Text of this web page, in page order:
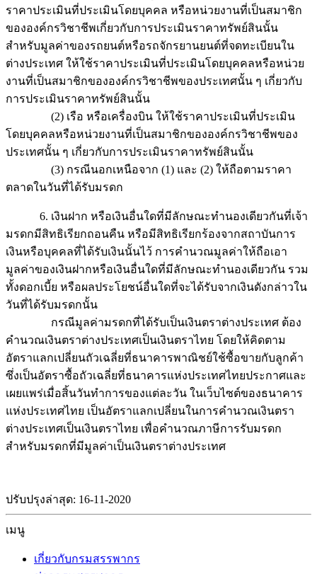
ราคาประเมินที่ประเมินโดยบุคคล หรือหน่วยงานที่เป็นสมาชิก
ขององค์กรวิชาชีพเกี่ยวกับการประเมินราคาทรัพย์สินนั้น
สำหรับมูลค่าของรถยนต์หรือรถจักรยานยนต์ที่จดทะเบียนใน
ต่างประเทศ ให้ใช้ราคาประเมินที่ประเมินโดยบุคคลหรือหน่วย
งานที่เป็นสมาชิกขององค์กรวิชาชีพของประเทศนั้น ๆ เกี่ยวกับ
การประเมินราคาทรัพย์สินนั้น
(2) เรือ หรือเครื่องบิน ให้ใช้ราคาประเมินที่ประเมิน
โดยบุคคลหรือหน่วยงานที่เป็นสมาชิกขององค์กรวิชาชีพของ
ประเทศนั้น ๆ เกี่ยวกับการประเมินราคาทรัพย์สินนั้น
(3) กรณีนอกเหนือจาก (1) และ (2) ให้ถือตามราคา
ตลาดในวันที่ได้รับมรดก
6. เงินฝาก หรือเงินอื่นใดที่มีลักษณะทำนองเดียวกันที่เจ้า
มรดกมีสิทธิเรียกถอนคืน หรือมีสิทธิเรียกร้องจากสถาบันการ
เงินหรือบุคคลที่ได้รับเงินนั้นไว้ การคำนวณมูลค่าให้ถือเอา
มูลค่าของเงินฝากหรือเงินอื่นใดที่มีลักษณะทำนองเดียวกัน รวม
ทั้งดอกเบี้ย หรือผลประโยชน์อื่นใดที่จะได้รับจากเงินดังกล่าวใน
วันที่ได้รับมรดกนั้น
กรณีมูลค่ามรดกที่ได้รับเป็นเงินตราต่างประเทศ ต้อง
คำนวณเงินตราต่างประเทศเป็นเงินตราไทย โดยให้คิดตาม
อัตราแลกเปลี่ยนถัวเฉลี่ยที่ธนาคารพาณิชย์ใช้ซื้อขายกับลูกค้า
ซึ่งเป็นอัตราซื้อถัวเฉลี่ยที่ธนาคารแห่งประเทศไทยประกาศและ
เผยแพร่เมื่อสิ้นวันทำการของแต่ละวัน ในเว็บไซต์ของธนาคาร
แห่งประเทศไทย เป็นอัตราแลกเปลี่ยนในการคำนวณเงินตรา
ต่างประเทศเป็นเงินตราไทย เพื่อคำนวณภาษีการรับมรดก
สำหรับมรดกที่มีมูลค่าเป็นเงินตราต่างประเทศ
ปรับปรุงล่าสุด: 16-11-2020
เมนู
เกี่ยวกับกรมสรรพากร